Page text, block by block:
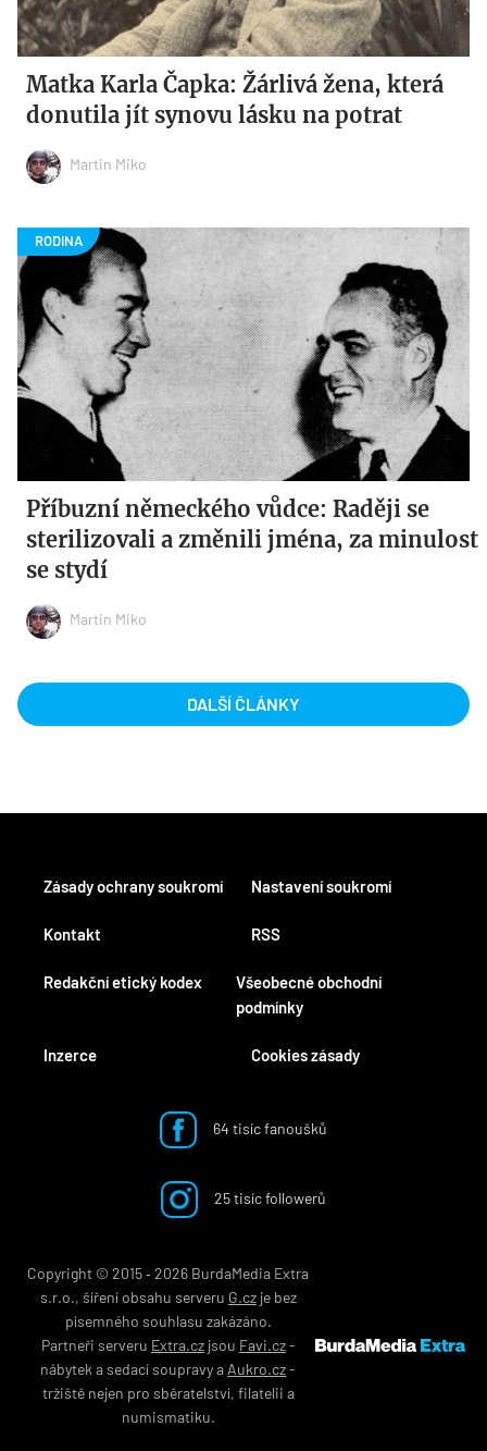
Matka Karla Čapka: Žárlivá žena, která
donutila jít synovu lásku na potrat
Martin Miko
Příbuzní německého vůdce: Raději se
sterilizovali a změnili jména, za minulost
se stydí
Martin Miko
DALŠÍ ČLÁNKY
Kontakt
Redakční etický kodex
Inzerce
RSS
Všeobecné obchodní
podmínky
Cookies zásady
Zásady ochrany soukromí Nastavení soukromí
64 tisíc fanoušků
25 tisíc followerů
Copyright © 2015 ‐ 2026 BurdaMedia Extra
s.r.o., šíření obsahu serveru G.czje bez
písemného souhlasu zakázáno.
Partneři serveru Extra.czjsou Favi.cz-
nábytek a sedací soupravya Aukro.cz-
tržiště nejen pro sběratelství, filatelii a
numismatiku.